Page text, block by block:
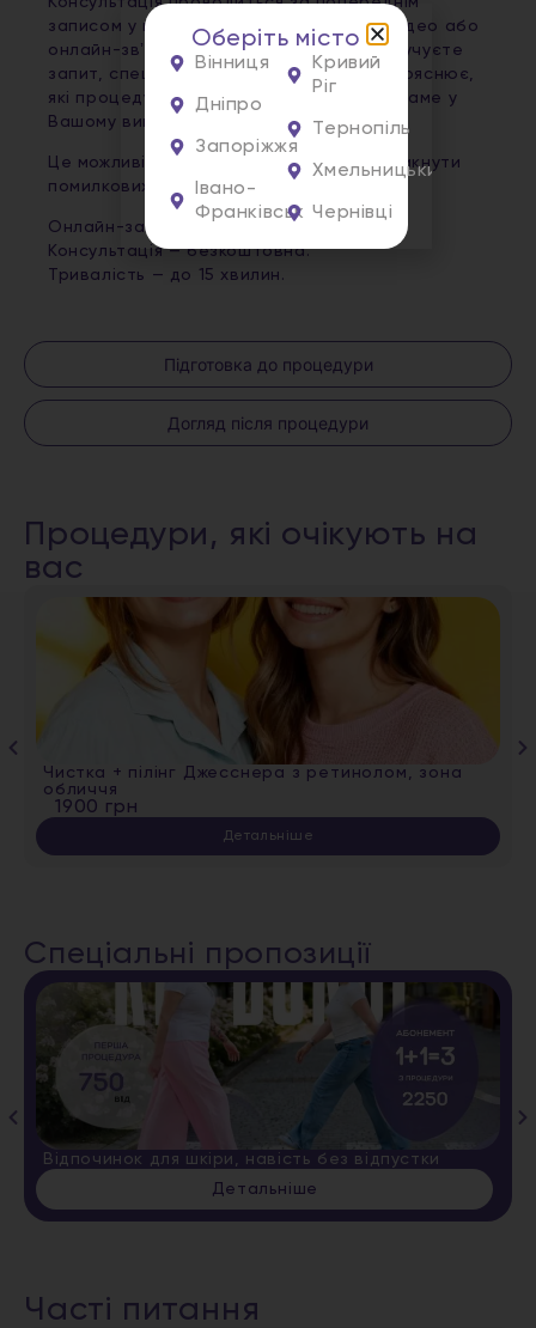
Підготовка до процедури
Догляд після процедури
записом у визначений час. Формат — відео або
онлайн-звʼязок. Під час розмови Ви озвучуєте
запит, спеціаліст оцінює ситуацію та пояснює,
які процедури можуть бути доречними саме у
Вашому випадку.
Це можливість зберегти час, кошти і уникнути
помилкових рішень.
Онлайн-запис доступний.
Консультація — безкоштовна.
Тривалість — до 15 хвилин.
Процедури, які очікують на
вас
Чистка + пілінг Джесснера з ретинолом, зона
обличчя
1900 грн
Детальніше
Спеціальні пропозиції
Відпочинок для шкіри, навість без відпустки
Детальніше
Часті питання
Оберіть місто
Вінниця
Дніпро
Запоріжжя
Івано-
Франківськ
Кривий
Ріг
Тернопіль
Хмельницький
Чернівці